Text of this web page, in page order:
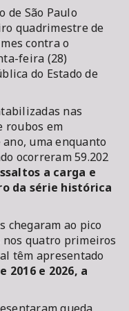
de São Paulo
quadrimestre de
contra o
feira (28)
do Estado de
nas
roubos em
uma enquanto
ocorreram 59.202
a carga e
da série histórica
chegaram ao pico
nos quatro primeiros
têm apresentado
2016 e 2026, a